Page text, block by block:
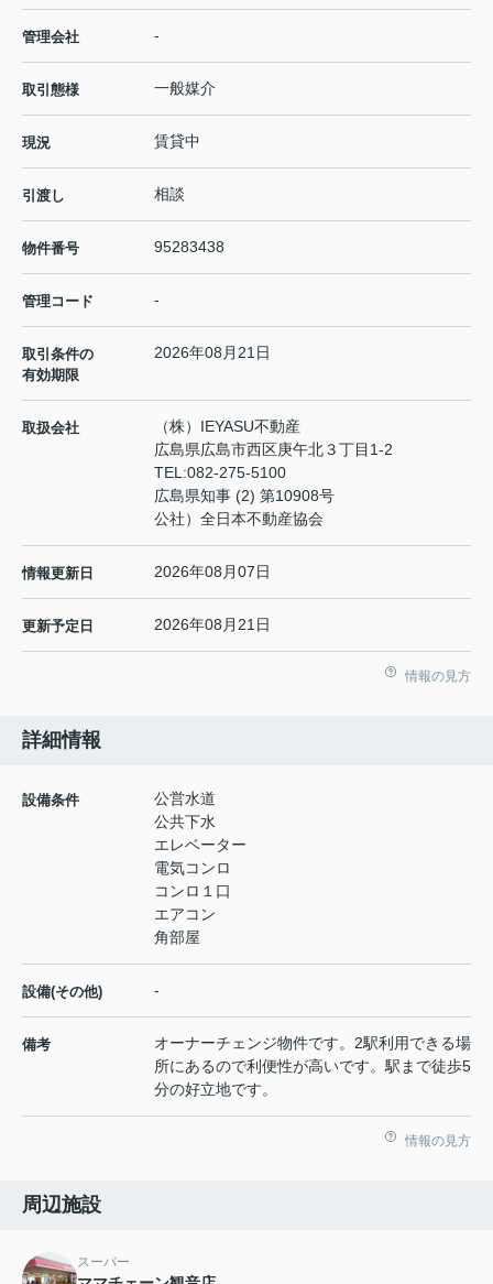
管理会社 -
取引態様 一般媒介
現況 賃貸中
引渡し 相談
物件番号 95283438
管理コード -
取引条件の
有効期限
2026年08月21日
取扱会社
（株）IEYASU不動産
広島県広島市西区庚午北３丁目1-2
TEL:082-275-5100
広島県知事 (2) 第10908号
公社）全日本不動産協会
情報更新日 2026年08月07日
更新予定日 2026年08月21日
情報の見方
詳細情報
設備条件
公営水道
公共下水
エレベーター
電気コンロ
コンロ１口
エアコン
角部屋
設備(その他) -
備考
オーナーチェンジ物件です。2駅利用できる場
所にあるので利便性が高いです。駅まで徒歩5
分の好立地です。
情報の見方
周辺施設
スーパー